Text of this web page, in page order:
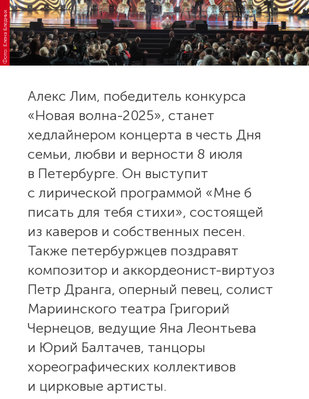
Фото: Елена Бледных
Алекс Лим, победитель конкурса
«Новая волна-2025», станет
хедлайнером концерта в честь Дня
семьи, любви и верности 8 июля
в Петербурге. Он выступит
с лирической программой «Мне б
писать для тебя стихи», состоящей
из каверов и собственных песен.
Также петербуржцев поздравят
композитор и аккордеонист-виртуоз
Петр Дранга, оперный певец, солист
Мариинского театра Григорий
Чернецов, ведущие Яна Леонтьева
и Юрий Балтачев, танцоры
хореографических коллективов
и цирковые артисты.